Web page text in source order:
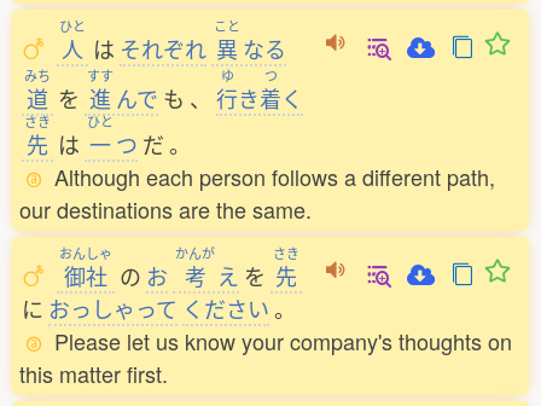
ひと
人 は それぞれ
こと
異 なる
みち
道 を
すす
進 んで も 、
ゆ
行き
つ
着く
さき
先 は
ひと
一つ だ。
Although each person follows a different path,
our destinations are the same.
おんしゃ
御社 の お
かんが
考 え を
さき
先
に おっしゃって ください。
Please let us know your company's thoughts on
this matter first.